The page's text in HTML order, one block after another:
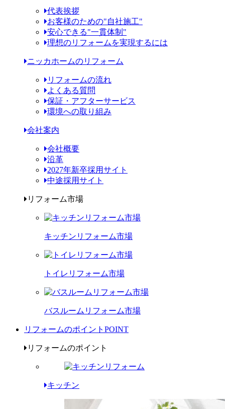
代表挨拶
お客様のための"自社施工"
安心できる"一貫体制"
理想のリフォームを実現するには
ニッカホームのリフォーム
リフォームの流れ
よくある質問
保証・アフターサービス
環境への取り組み
会社案内
会社概要
沿革
2027年新卒採用サイト
中途採用サイト
リフォーム市場
キッチンリフォーム市場
トイレリフォーム市場
バスルームリフォーム市場
リフォームのポイント POINT
リフォームのポイント
キッチン